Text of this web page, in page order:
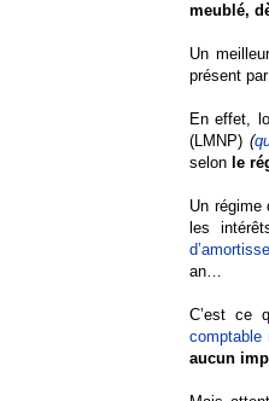
meublé,
Un
présent par
En effet,
(LMNP) (
selon le
Un régime
les
an…
C’est ce
comptable
aucun